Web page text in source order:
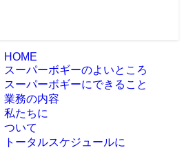
HOME
スーパーボギーのよいところ
スーパーボギーにできること
業務の内容
私たちに
ついて
トータルスケジュールに